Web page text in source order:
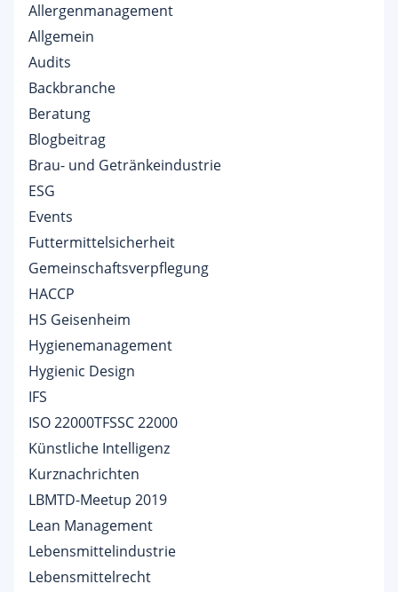
Allergenmanagement
Allgemein
Audits
Backbranche
Beratung
Blogbeitrag
Brau- und Getränkeindustrie
ESG
Events
Futtermittelsicherheit
Gemeinschaftsverpflegung
HACCP
HS Geisenheim
Hygienemanagement
Hygienic Design
IFS
ISO 22000TFSSC 22000
Künstliche Intelligenz
Kurznachrichten
LBMTD-Meetup 2019
Lean Management
Lebensmittelindustrie
Lebensmittelrecht